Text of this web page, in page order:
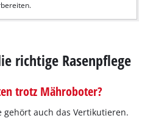
richtige Rasenpflege
trotz Mähroboter?
gehört auch das Vertikutieren.